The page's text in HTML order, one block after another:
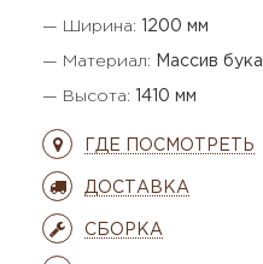
— Ширина: 1200 мм
— Материал: Массив бука
— Высота: 1410 мм
ГДЕ ПОСМОТРЕТЬ
ДОСТАВКА
СБОРКА